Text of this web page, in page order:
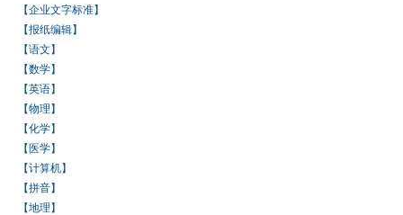
【企业文字标准】
【报纸编辑】
【语文】
【数学】
【英语】
【物理】
【化学】
【医学】
【计算机】
【拼音】
【地理】